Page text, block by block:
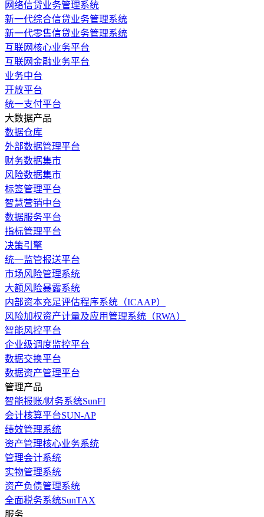
网络信贷业务管理系统
新一代综合信贷业务管理系统
新一代零售信贷业务管理系统
互联网核心业务平台
互联网金融业务平台
业务中台
开放平台
统一支付平台
大数据产品
数据仓库
外部数据管理平台
财务数据集市
风险数据集市
标签管理平台
智慧营销中台
数据服务平台
指标管理平台
决策引擎
统一监管报送平台
市场风险管理系统
大额风险暴露系统
内部资本充足评估程序系统（ICAAP）
风险加权资产计量及应用管理系统（RWA）
智能风控平台
企业级调度监控平台
数据交换平台
数据资产管理平台
管理产品
智能报账/财务系统SunFI
会计核算平台SUN-AP
绩效管理系统
资产管理核心业务系统
管理会计系统
实物管理系统
资产负债管理系统
全面税务系统SunTAX
服务